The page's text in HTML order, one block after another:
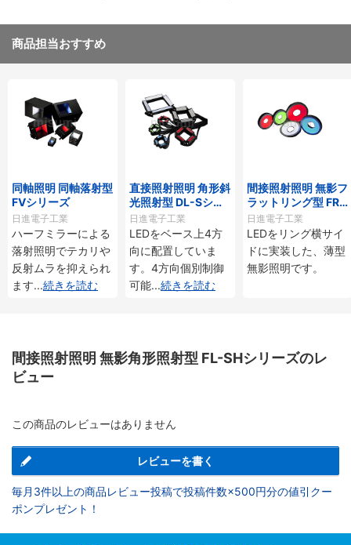
商品担当おすすめ
同軸照明 同軸落射型
FVシリーズ
日進電子工業
ハーフミラーによる
落射照明でテカリや
反射ムラを抑えられ
ます...続きを読む
直接照射照明 角形斜
光照射型 DL-Sシリ
ーズ
日進電子工業
LEDをベース上4方
向に配置していま
す。4方向個別制御
可能...続きを読む
間接照射照明 無影フ
ラットリング型 FR
シリーズ
日進電子工業
LEDをリング横サイ
ドに実装した、薄型
無影照明です。
間接照射照明 無影角形照射型 FL-SHシリーズのレ
ビュー
この商品のレビューはありません
レビューを書く
毎月3件以上の商品レビュー投稿で投稿件数×500円分の値引クー
ポンプレゼント！